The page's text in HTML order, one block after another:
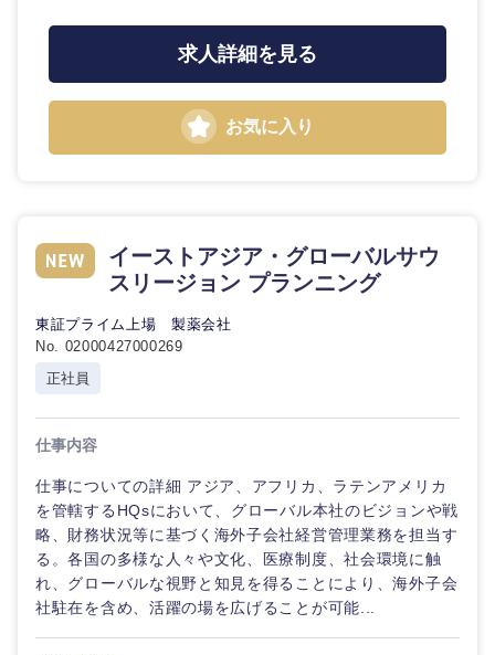
九州・沖縄
福岡県
大分県
鹿児島県 沖縄県
求人詳細を見る
お気に入り
イーストアジア・グローバルサウ
スリージョン プランニング
東証プライム上場 製薬会社
No. 02000427000269
正社員
仕事内容
仕事についての詳細 アジア、アフリカ、ラテンアメリカ
を管轄するHQsにおいて、グローバル本社のビジョンや戦
略、財務状況等に基づく海外子会社経営管理業務を担当す
る。各国の多様な人々や文化、医療制度、社会環境に触
れ、グローバルな視野と知見を得ることにより、海外子会
社駐在を含め、活躍の場を広げることが可能...